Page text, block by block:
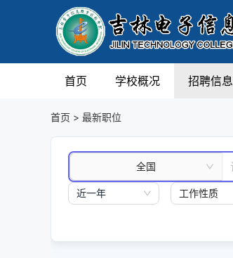
首页 学校概况 招聘信息
首页 > 最新职位